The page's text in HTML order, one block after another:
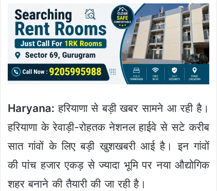
Haryana: हरियाणा से बड़ी खबर सामने आ रही है।
हरियाणा के रेवाड़ी-रोहतक नेशनल हाईवे से सटे करीब
सात गांवों के लिए बड़ी खुशखबरी आई है। इन गांवों
की पांच हजार एकड़ से ज्यादा भूमि पर नया औद्योगिक
शहर बनाने की तैयारी की जा रही है।